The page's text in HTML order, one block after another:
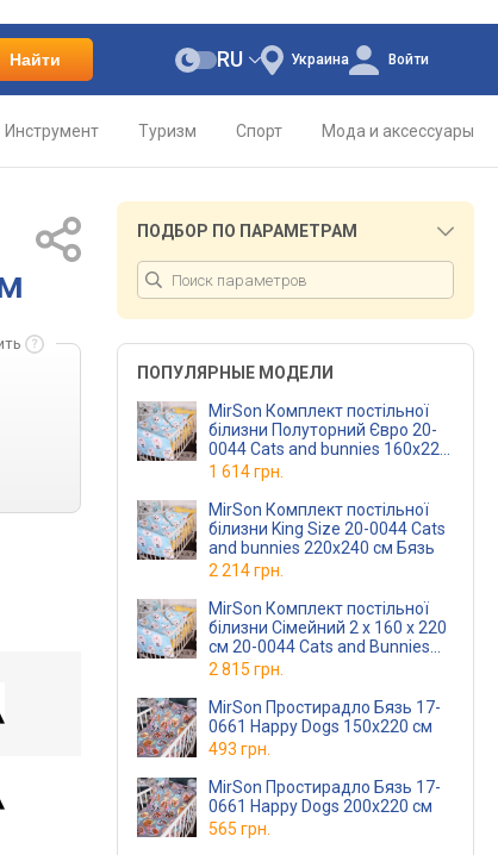
Найти Украина
RU Войти
Инструмент Туризм Спорт Мода и аксессуары
ПОДБОР ПО ПАРАМЕТРАМ
ПОПУЛЯРНЫЕ МОДЕЛИ
MirSon Комплект постільної
білизни Полуторний Євро 20-
0044 Cats and bunnies 160х220
см Бязь
1 614 грн.
MirSon Комплект постільної
білизни King Size 20-0044 Cats
and bunnies 220х240 см Бязь
2 214 грн.
MirSon Комплект постільної
білизни Сімейний 2 x 160 x 220
см 20-0044 Cats and Bunnies
Бязь
2 815 грн.
MirSon Простирадло Бязь 17-
0661 Happy Dogs 150х220 см
493 грн.
MirSon Простирадло Бязь 17-
0661 Happy Dogs 200x220 см
565 грн.